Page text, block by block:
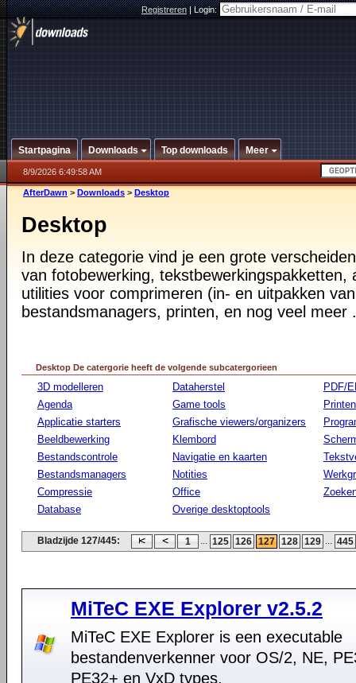
Registreren|Login:
Startpagina Downloads Top downloads Meer
8/9/2026 6:49:58 AM
AfterDawn > Downloads > Desktop
Desktop
In deze categorie vind je een grote
van fotobewerking, tekstbewerkingspakketten,
utilities voor comprimeren (in- en uitpakken
bestandsmanagers, printen, en nog veel meer
Desktop De catergorie heeft de volgende subcatergorieen
3D modelleren
Agenda
Applicatie starters
Beeldbewerking
Bestandscontrole
Bestandsmanagers
Compressie
Database
Dataherstel
Game tools
Grafische viewers/organizers
Klembord
Navigatie en kaarten
Notities
Office
Overige desktoptools
PDF/
Printen
Bladzijde 127/445: 1 ... 125 126 127 128 129 ... 445
MiTeC EXE Explorer v2.5.2
MiTeC EXE Explorer is een executable
bestandenverkenner voor OS/2, NE,
PE32+ en VxD types.